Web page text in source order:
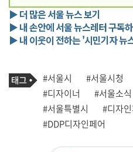
▶ 더 많은 서울 뉴스 보기
▶ 내 손안에 서울 뉴스레터 구독
▶ 내 이웃이 전하는 '시민기자 뉴
기
사
관
련
태
그
태
그
#서울시 #서울시청
#디자이너
#서울소식
#서울특별시
#디자
#DDP디자인페어